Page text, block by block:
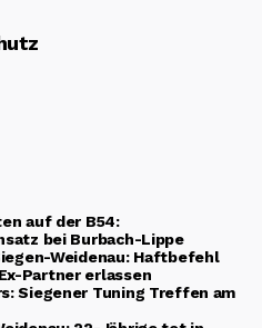
auf der B54:
bei Burbach-Lippe
Weidenau: Haftbefehl
Partner erlassen
Siegener Tuning Treffen am